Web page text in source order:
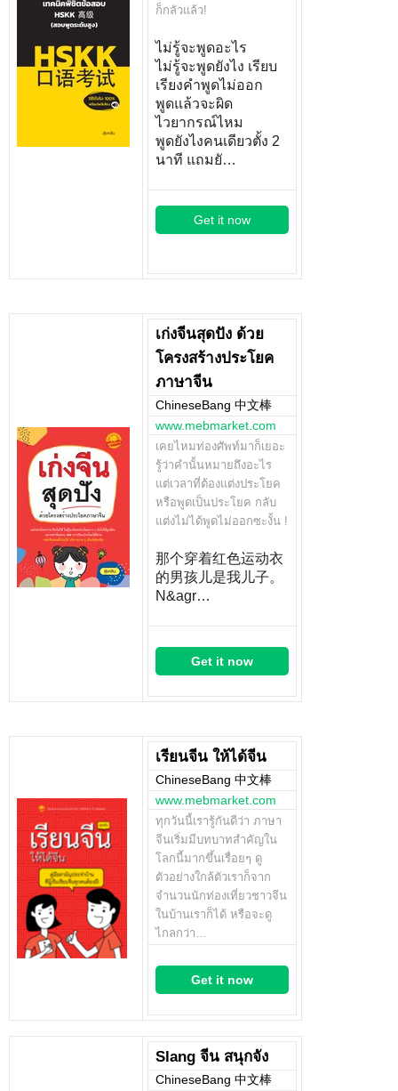
ก็กลัวแล้ว!
ไม่รู้จะพูดอะไร
ไม่รู้จะพูดยังไง เรียบ
เรียงคำพูดไม่ออก
พูดแล้วจะผิด
ไวยากรณ์ไหม
พูดยังไงคนเดียวตั้ง 2
นาที แถมยั…
Get it now
เก่งจีนสุดปัง ด้วย
โครงสร้างประโยค
ภาษาจีน
ChineseBang 中文棒
www.mebmarket.com
เคยไหมท่องศัพท์มาก็เยอะ
รู้ว่าคำนั้นหมายถึงอะไร
แต่เวลาที่ต้องแต่งประโยค
หรือพูดเป็นประโยค กลับ
แต่งไม่ได้พูดไม่ออกซะงั้น !
那个穿着红色运动衣
的男孩儿是我儿子。
N&agr…
Get it now
เรียนจีน ให้ได้จีน
ChineseBang 中文棒
www.mebmarket.com
ทุกวันนี้เรารู้กันดีว่า ภาษา
จีนเริ่มมีบทบาทสำคัญใน
โลกนี้มากขึ้นเรื่อยๆ ดู
ตัวอย่างใกล้ตัวเราก็จาก
จำนวนนักท่องเที่ยวชาวจีน
ในบ้านเราก็ได้ หรือจะดู
ไกลกว่า…
Get it now
Slang จีน สนุกจัง
ChineseBang 中文棒